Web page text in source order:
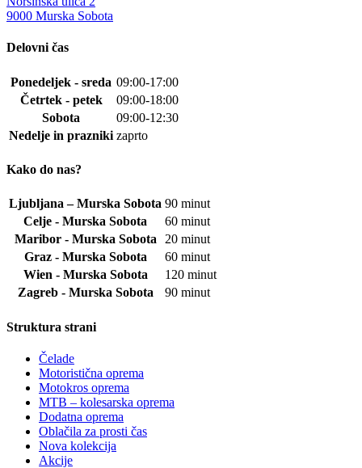
9000 Murska Sobota
Delovni čas
Ponedeljek - sreda 09:00-17:00
Četrtek - petek
09:00-18:00
Sobota
09:00-12:30
Nedelje in prazniki zaprto
Kako do nas?
Ljubljana – Murska Sobota 90 minut
Celje - Murska Sobota
60 minut
Maribor - Murska Sobota
20 minut
Graz - Murska Sobota
60 minut
Wien - Murska Sobota
120 minut
Zagreb - Murska Sobota
90 minut
Struktura strani
Čelade
Motoristična oprema
Motokros oprema
MTB – kolesarska oprema
Dodatna oprema
Oblačila za prosti čas
Nova kolekcija
Akcije